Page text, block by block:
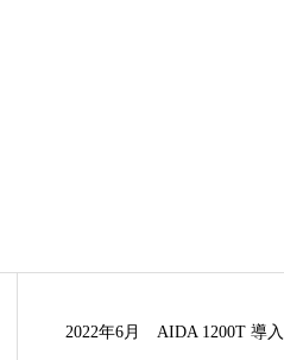
2022年6月 AIDA 1200T 導入